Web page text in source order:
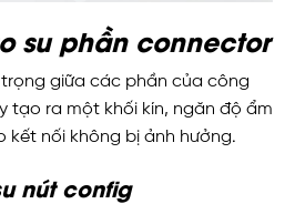
su phần connector
giữa các phần của công
tạo ra một khối kín, ngăn độ ẩm
kết nối không bị ảnh hưởng.
nút config